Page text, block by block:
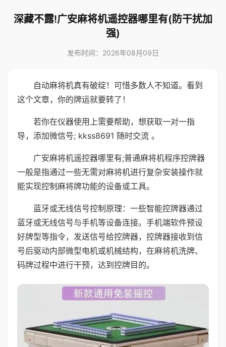
深藏不露!广安麻将机遥控器哪里有(防干扰加
强)
发布时间：2026年08月09日
自动麻将机真有破绽！可惜多数人不知道。看到
这个文章，你的牌运就要转了！
若你在仪器使用上需要帮助，想获取一对一指
导，添加微信号; kkss8691 随时交流 。
广安麻将机遥控器哪里有;普通麻将机程序控牌器
一般是指通过一些无需对麻将机进行复杂安装操作就
能实现控制麻将牌功能的设备或工具。
蓝牙或无线信号控制原理：一些智能控牌器通过
蓝牙或无线信号与手机等设备连接。手机端软件预设
好牌型等指令，发送信号给控牌器，控牌器接收到信
号后驱动内部微型电机或机械结构，在麻将机洗牌、
码牌过程中进行干预，达到控牌目的。